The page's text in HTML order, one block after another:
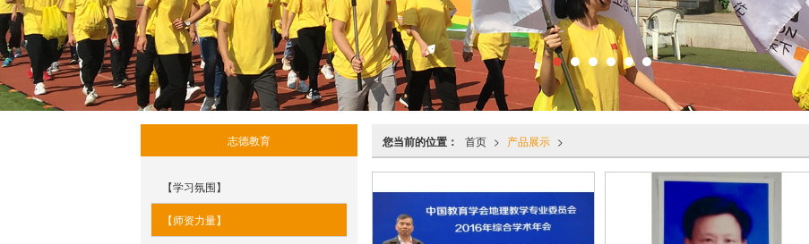
您当前的位置： 首页 > 产品展示 >
志德教育
【学习氛围】
【师资力量】